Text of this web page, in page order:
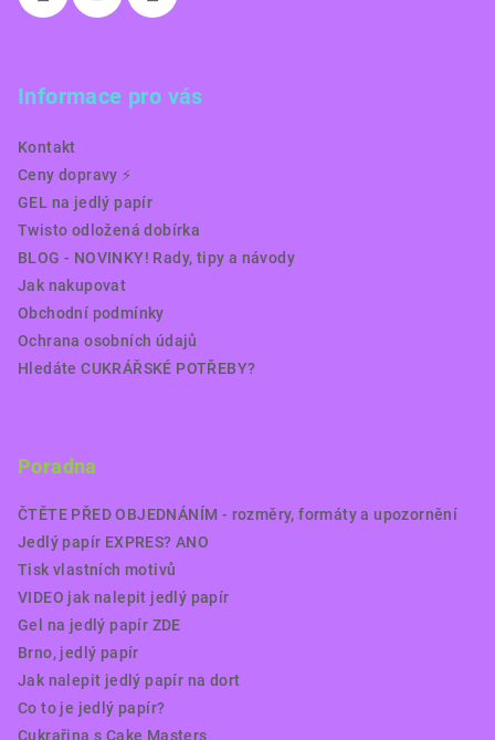
Informace pro vás
Kontakt
Ceny dopravy ⚡️
GEL na jedlý papír
Twisto odložená dobírka
BLOG - NOVINKY! Rady, tipy a návody
Jak nakupovat
Obchodní podmínky
Ochrana osobních údajů
Hledáte CUKRÁŘSKÉ POTŘEBY?
Poradna
ČTĚTE PŘED OBJEDNÁNÍM - rozměry, formáty a upozornění
Jedlý papír EXPRES? ANO
Tisk vlastních motivů
VIDEO jak nalepit jedlý papír
Gel na jedlý papír ZDE
Brno, jedlý papír
Jak nalepit jedlý papír na dort
Co to je jedlý papír?
Cukrařina s Cake Masters